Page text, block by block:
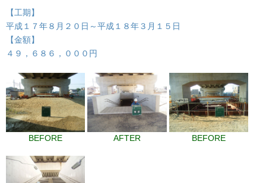
【工期】
平成１７年８月２０日～平成１８年３月１５日
【金額】
４９，６８６，０００円
BEFORE AFTER BEFORE